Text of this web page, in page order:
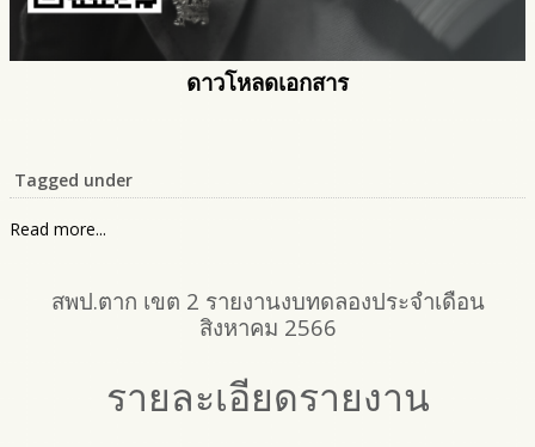
ดาวโหลดเอกสาร
Tagged under
Read more...
สพป.ตาก เขต 2 รายงานงบทดลองประจำเดือน
สิงหาคม 2566
รายละเอียดรายงาน